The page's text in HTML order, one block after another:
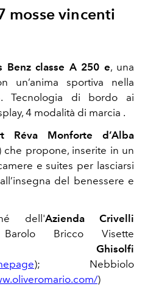
mosse vincenti
Benz classe A 250 e, una
un’anima sportiva nella
Tecnologia di bordo ai
4 modalità di marcia .
Réva Monforte d’Alba
che propone, inserite in un
e suites per lasciarsi
del benessere e
dell'Azienda Crivelli
Bricco Visette
Ghisolfi
); Nebbiolo
)